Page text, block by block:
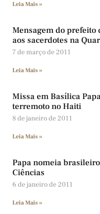
Leia Mais »
Mensagem do prefeito
aos sacerdotes na
7 de março de 2011
Leia Mais »
Missa em Basílica
terremoto no Haiti
8 de janeiro de 2011
Leia Mais »
Papa nomeia
Ciências
6 de janeiro de 2011
Leia Mais »